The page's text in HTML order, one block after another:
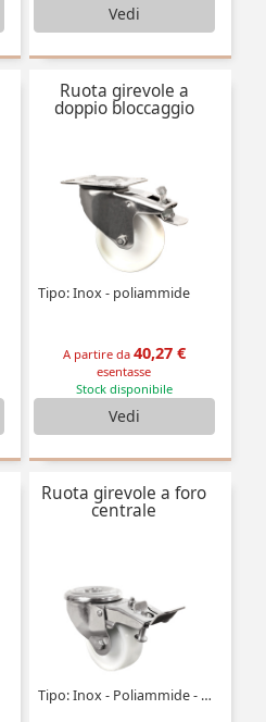
Vedi
Ruota girevole a
doppio bloccaggio
Tipo: Inox - poliammide
A partire da 40,27 €
esentasse
Stock disponibile
Vedi
Ruota girevole a foro
centrale
Tipo: Inox - Poliammide - a doppio bloccaggio